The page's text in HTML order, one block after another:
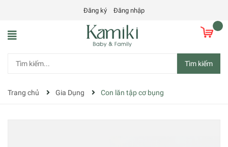
Đăng ký Đăng nhập
Tìm kiếm
Trang chủ Gia Dụng Con lăn tập cơ bụng